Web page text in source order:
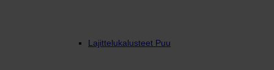
Lajittelukalusteet Puu